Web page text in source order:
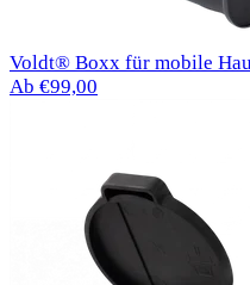
Voldt® Boxx für mobile
Ab €99,00